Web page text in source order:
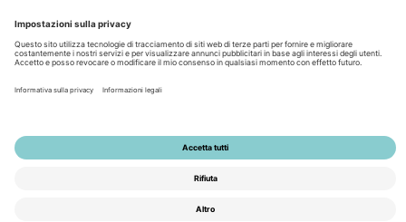
© 2026 by IBC SOLAR AG
Note legali
Policy sulla privacy
Condizioni generali di vendita
Impostazioni della privacy